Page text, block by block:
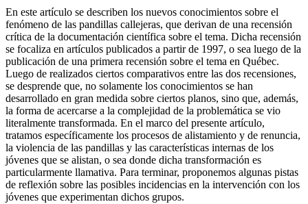
En este artículo se describen los nuevos conocimientos sobre el
fenómeno de las pandillas callejeras, que derivan de una recensión
crítica de la documentación científica sobre el tema. Dicha recensión
se focaliza en artículos publicados a partir de 1997, o sea luego de la
publicación de una primera recensión sobre el tema en Québec.
Luego de realizados ciertos comparativos entre las dos recensiones,
se desprende que, no solamente los conocimientos se han
desarrollado en gran medida sobre ciertos planos, sino que, además,
la forma de acercarse a la complejidad de la problemática se vio
literalmente transformada. En el marco del presente artículo,
tratamos específicamente los procesos de alistamiento y de renuncia,
la violencia de las pandillas y las características internas de los
jóvenes que se alistan, o sea donde dicha transformación es
particularmente llamativa. Para terminar, proponemos algunas pistas
de reflexión sobre las posibles incidencias en la intervención con los
jóvenes que experimentan dichos grupos.